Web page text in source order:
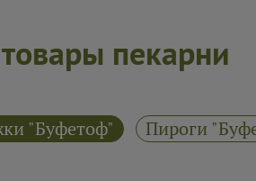
пекарни
"Буфетоф" Пироги